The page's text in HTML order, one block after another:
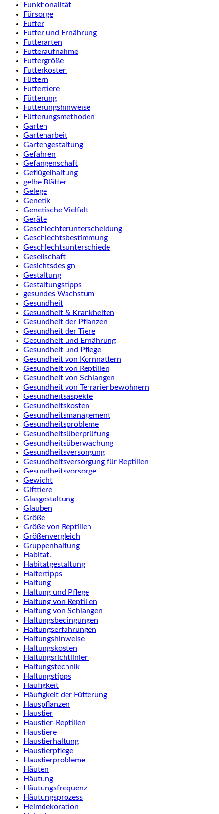
Funktionalität
Fürsorge
Futter
Futter und Ernährung
Futterarten
Futteraufnahme
Futtergröße
Futterkosten
Füttern
Futtertiere
Fütterung
Fütterungshinweise
Fütterungsmethoden
Garten
Gartenarbeit
Gartengestaltung
Gefahren
Gefangenschaft
Geflügelhaltung
gelbe Blätter
Gelege
Genetik
Genetische Vielfalt
Geräte
Geschlechterunterscheidung
Geschlechtsbestimmung
Geschlechtsunterschiede
Gesellschaft
Gesichtsdesign
Gestaltung
Gestaltungstipps
gesundes Wachstum
Gesundheit
Gesundheit & Krankheiten
Gesundheit der Pflanzen
Gesundheit der Tiere
Gesundheit und Ernährung
Gesundheit und Pflege
Gesundheit von Kornnattern
Gesundheit von Reptilien
Gesundheit von Schlangen
Gesundheit von Terrarienbewohnern
Gesundheitsaspekte
Gesundheitskosten
Gesundheitsmanagement
Gesundheitsprobleme
Gesundheitsüberprüfung
Gesundheitsüberwachung
Gesundheitsversorgung
Gesundheitsversorgung für Reptilien
Gesundheitsvorsorge
Gewicht
Gifttiere
Glasgestaltung
Glauben
Größe
Größe von Reptilien
Größenvergleich
Gruppenhaltung
Habitat.
Habitatgestaltung
Haltertipps
Haltung
Haltung und Pflege
Haltung von Reptilien
Haltung von Schlangen
Haltungsbedingungen
Haltungserfahrungen
Haltungshinweise
Haltungskosten
Haltungsrichtlinien
Haltungstechnik
Haltungstipps
Häufigkeit
Häufigkeit der Fütterung
Hauspflanzen
Haustier
Haustier-Reptilien
Haustiere
Haustierhaltung
Haustierpflege
Haustierprobleme
Häuten
Häutung
Häutungsfrequenz
Häutungsprozess
Heimdekoration